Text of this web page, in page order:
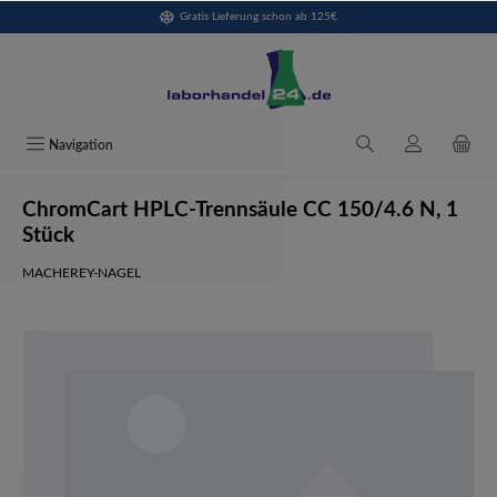
Gratis Lieferung schon ab 125€
Navigation
ChromCart HPLC-Trennsäule CC 150/4.6 N, 1
Stück
MACHEREY-NAGEL